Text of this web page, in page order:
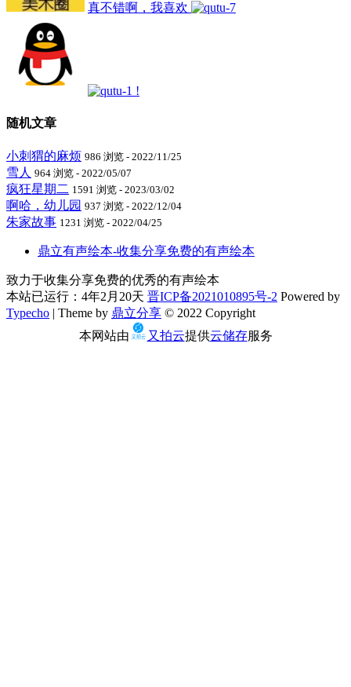
真不错啊，我喜欢
!
随机文章
小刺猬的麻烦 986 浏览 - 2022/11/25
雪人 964 浏览 - 2022/05/07
疯狂星期二 1591 浏览 - 2023/03/02
啊哈，幼儿园 937 浏览 - 2022/12/04
朱家故事 1231 浏览 - 2022/04/25
鼎立有声绘本-收集分享免费的有声绘本
致力于收集分享免费的优秀的有声绘本
本站已运行：4年2月20天 晋ICP备2021010895号-2 Powered by
Typecho | Theme by 鼎立分享 © 2022 Copyright
本网站由
又拍云提供云储存服务